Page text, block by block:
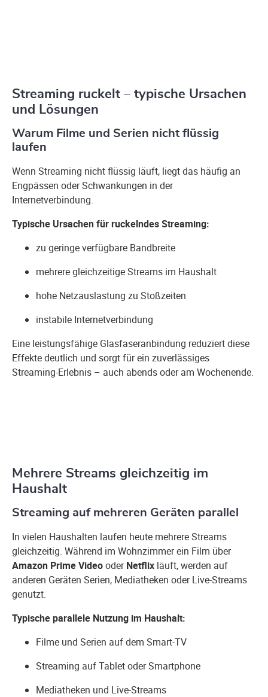
Streaming ruckelt – typische Ursachen
und Lösungen
Warum Filme und Serien nicht flüssig
laufen
Wenn Streaming nicht flüssig läuft, liegt das häufig an
Engpässen oder Schwankungen in der
Internetverbindung.
Typische Ursachen für ruckelndes Streaming:
zu geringe verfügbare Bandbreite
mehrere gleichzeitige Streams im Haushalt
hohe Netzauslastung zu Stoßzeiten
instabile Internetverbindung
Eine leistungsfähige Glasfaseranbindung reduziert diese
Effekte deutlich und sorgt für ein zuverlässiges
Streaming-Erlebnis – auch abends oder am Wochenende.
Mehrere Streams gleichzeitig im
Haushalt
Streaming auf mehreren Geräten parallel
In vielen Haushalten laufen heute mehrere Streams
gleichzeitig. Während im Wohnzimmer ein Film über
Amazon Prime VideooderNetflix läuft, werden auf
anderen Geräten Serien, Mediatheken oder Live-Streams
genutzt.
Typische parallele Nutzung im Haushalt:
Filme und Serien auf dem Smart-TV
Streaming auf Tablet oder Smartphone
Mediatheken und Live-Streams